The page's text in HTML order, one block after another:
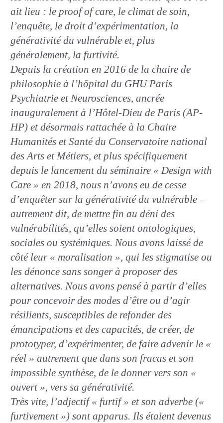
ait lieu : le proof of care, le climat de soin,
l’enquête, le droit d’expérimentation, la
générativité du vulnérable et, plus
généralement, la furtivité.
Depuis la création en 2016 de la chaire de
philosophie à l’hôpital du GHU Paris
Psychiatrie et Neurosciences, ancrée
inauguralement à l’Hôtel-Dieu de Paris (AP-
HP) et désormais rattachée à la Chaire
Humanités et Santé du Conservatoire national
des Arts et Métiers, et plus spécifiquement
depuis le lancement du séminaire « Design with
Care » en 2018, nous n’avons eu de cesse
d’enquêter sur la générativité du vulnérable –
autrement dit, de mettre fin au déni des
vulnérabilités, qu’elles soient ontologiques,
sociales ou systémiques. Nous avons laissé de
côté leur « moralisation », qui les stigmatise ou
les dénonce sans songer à proposer des
alternatives. Nous avons pensé à partir d’elles
pour concevoir des modes d’être ou d’agir
résilients, susceptibles de refonder des
émancipations et des capacités, de créer, de
prototyper, d’expérimenter, de faire advenir le «
réel » autrement que dans son fracas et son
impossible synthèse, de le donner vers son «
ouvert », vers sa générativité.
Très vite, l’adjectif « furtif » et son adverbe («
furtivement ») sont apparus. Ils étaient devenus